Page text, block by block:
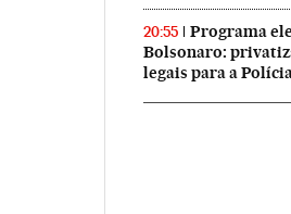
20:55
Programa
Bolsonaro:
legais para a